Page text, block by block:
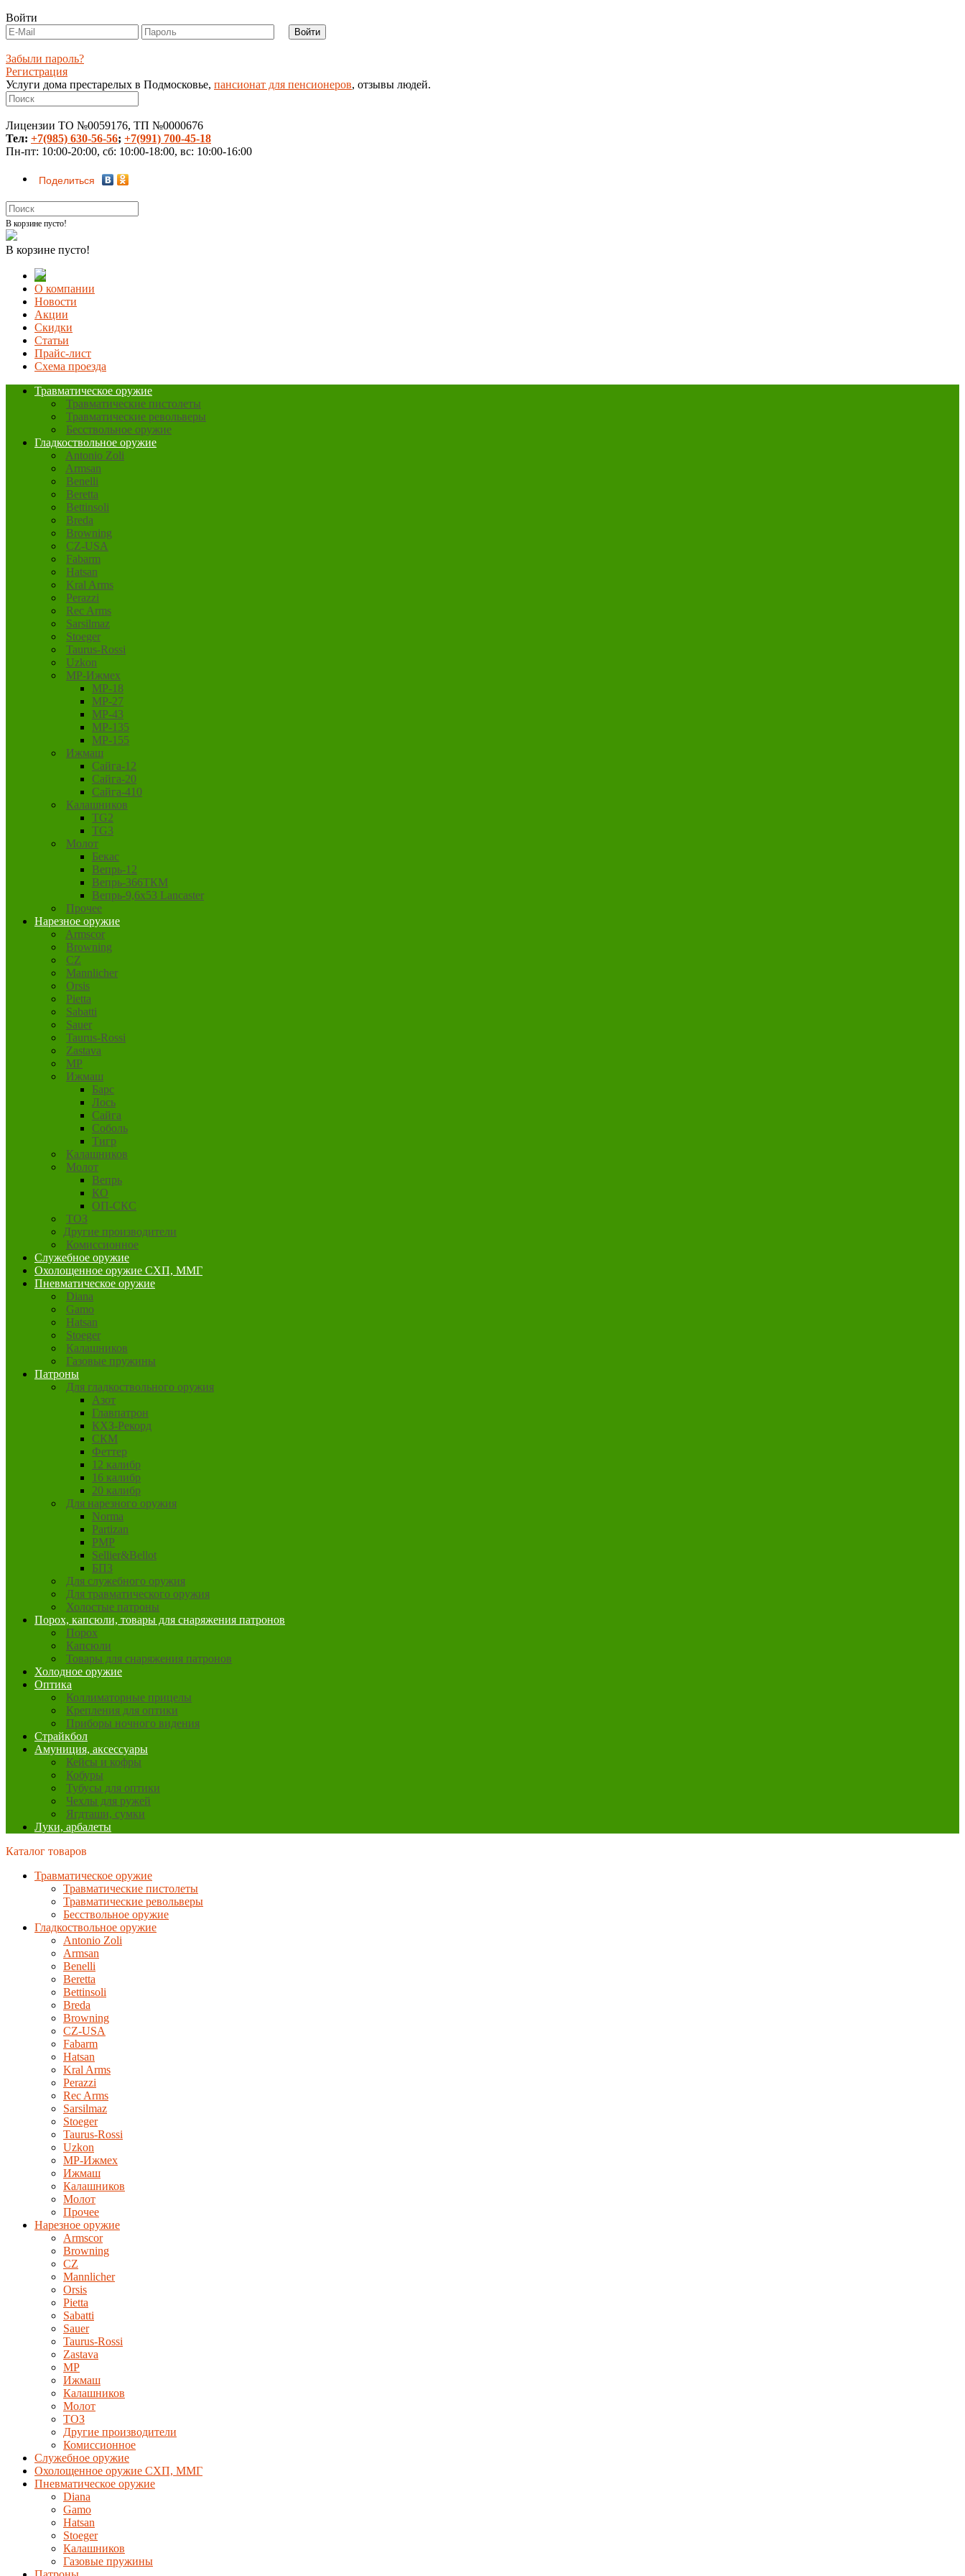
Войти
Забыли пароль?
Регистрация
Услуги дома престарелых в Подмосковье, пансионат для пенсионеров, отзывы людей.
Лицензии ТО №0059176, ТП №0000676
Тел: +7(985) 630-56-56; +7(991) 700-45-18
Пн-пт: 10:00-20:00, сб: 10:00-18:00, вс: 10:00-16:00
Поделиться
В корзине пусто!
В корзине пусто!
О компании
Новости
Акции
Скидки
Статьи
Прайс-лист
Схема проезда
Травматическое оружие
Травматические пистолеты
Травматические револьверы
Бесствольное оружие
Гладкоствольное оружие
Antonio Zoli
Armsan
Benelli
Beretta
Bettinsoli
Breda
Browning
CZ-USA
Fabarm
Hatsan
Kral Arms
Perazzi
Rec Arms
Sarsilmaz
Stoeger
Taurus-Rossi
Uzkon
MP-Ижмех
MP-18
MP-27
MP-43
MP-135
MP-155
Ижмаш
Сайга-12
Сайга-20
Сайга-410
Калашников
TG2
TG3
Молот
Бекас
Вепрь-12
Вепрь-366ТКМ
Вепрь-9,6х53 Lancaster
Прочее
Нарезное оружие
Armscor
Browning
CZ
Mannlicher
Orsis
Pietta
Sabatti
Sauer
Taurus-Rossi
Zastava
MP
Ижмаш
Барс
Лось
Сайга
Соболь
Тигр
Калашников
Молот
Вепрь
КО
ОП-СКС
ТОЗ
Другие производители
Комиссионное
Служебное оружие
Охолощенное оружие СХП, ММГ
Пневматическое оружие
Diana
Gamo
Hatsan
Stoeger
Калашников
Газовые пружины
Патроны
Для гладкоствольного оружия
Азот
Главпатрон
КХЗ-Рекорд
СКМ
Феттер
12 калибр
16 калибр
20 калибр
Для нарезного оружия
Norma
Partizan
PMP
Sellier&Bellot
БПЗ
Для служебного оружия
Для травматического оружия
Холостые патроны
Порох, капсюли, товары для снаряжения патронов
Порох
Капсюли
Товары для снаряжения патронов
Холодное оружие
Оптика
Коллиматорные прицелы
Крепления для оптики
Приборы ночного видения
Страйкбол
Амуниция, аксессуары
Кейсы и кофры
Кобуры
Тубусы для оптики
Чехлы для ружей
Ягдташи, сумки
Луки, арбалеты
Каталог товаров
Травматическое оружие
Травматические пистолеты
Травматические револьверы
Бесствольное оружие
Гладкоствольное оружие
Antonio Zoli
Armsan
Benelli
Beretta
Bettinsoli
Breda
Browning
CZ-USA
Fabarm
Hatsan
Kral Arms
Perazzi
Rec Arms
Sarsilmaz
Stoeger
Taurus-Rossi
Uzkon
MP-Ижмех
Ижмаш
Калашников
Молот
Прочее
Нарезное оружие
Armscor
Browning
CZ
Mannlicher
Orsis
Pietta
Sabatti
Sauer
Taurus-Rossi
Zastava
MP
Ижмаш
Калашников
Молот
ТОЗ
Другие производители
Комиссионное
Служебное оружие
Охолощенное оружие СХП, ММГ
Пневматическое оружие
Diana
Gamo
Hatsan
Stoeger
Калашников
Газовые пружины